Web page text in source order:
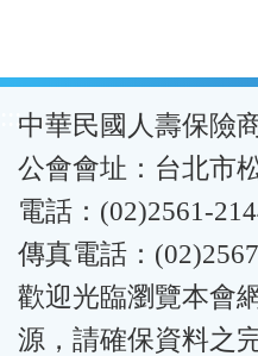
:::中華民國人壽保險
公會會址：台北市
電話：(02)2561-
傳真電話：
歡迎光臨瀏覽本會
源，請確保資料之